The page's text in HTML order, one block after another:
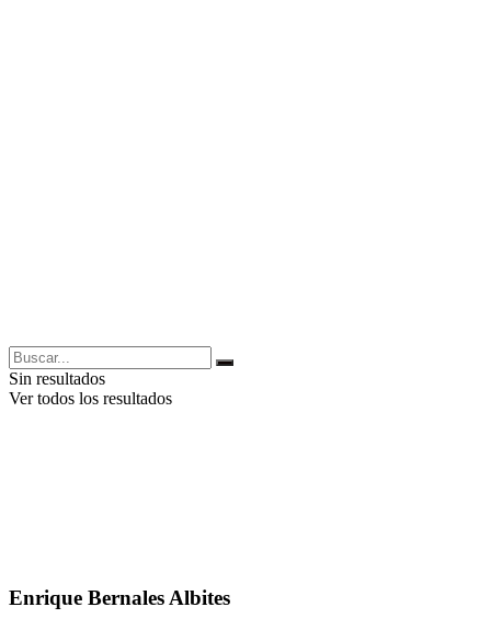
Sin resultados
Ver todos los resultados
Enrique Bernales Albites